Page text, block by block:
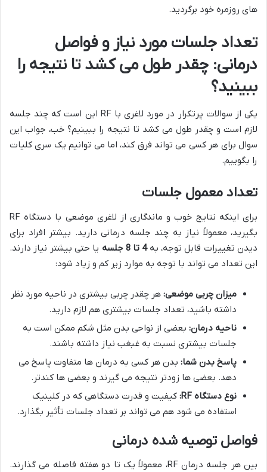
های روزمره خود برگردید.
تعداد جلسات مورد نیاز و فواصل
درمانی: چقدر طول می کشد تا نتیجه را
ببینید؟
یکی از سوالات پرتکرار در مورد لاغری با RF این است که چند جلسه
لازم است و چقدر طول می کشد تا نتیجه را ببینیم؟ خب، جواب این
سوال برای هر کسی می تواند فرق کند، اما می توانیم یک سری کلیات
را بگوییم.
تعداد معمول جلسات
برای اینکه نتایج خوب و ماندگاری از لاغری موضعی با دستگاه RF
بگیرید، معمولاً نیاز به چند جلسه درمانی دارید. بیشتر افراد برای
دیدن تغییرات قابل توجه، به4 تا 8 جلسه
یا حتی بیشتر نیاز دارند.
این تعداد می تواند با توجه به موارد زیر کم و زیاد شود:
میزان چربی موضعی: هر چقدر چربی بیشتری در ناحیه مورد نظر
داشته باشید، تعداد جلسات بیشتری هم لازم دارید.
ناحیه درمان: بعضی از نواحی بدن مثل شکم ممکن است به
جلسات بیشتری نسبت به غبغب نیاز داشته باشند.
پاسخ بدن شما: بدن هر کسی به درمان ها متفاوت پاسخ می
دهد. بعضی ها زودتر نتیجه می گیرند و بعضی ها کندتر.
نوع دستگاه RF:
کیفیت و قدرت دستگاهی که در کلینیک
استفاده می شود هم می تواند بر تعداد جلسات تأثیر بگذارد.
فواصل توصیه شده درمانی
بین هر جلسه درمان RF، معمولاً یک تا دو هفته فاصله می گذارند.